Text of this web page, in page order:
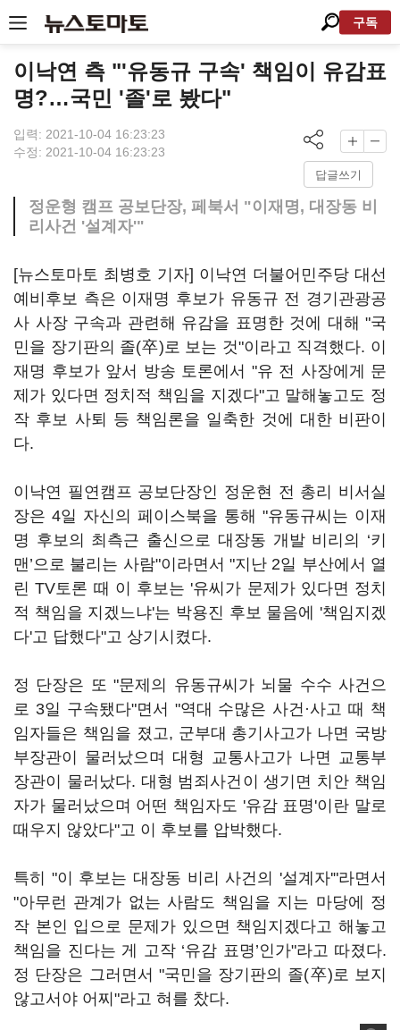
구독
이낙연 측 "'유동규 구속' 책임이 유감표
명?…국민 '졸'로 봤다"
입력: 2021-10-04 16:23:23
수정: 2021-10-04 16:23:23
답글쓰기
정운형 캠프 공보단장, 페북서 "이재명, 대장동 비
리사건 '설계자'"
[뉴스토마토 최병호 기자] 이낙연 더불어민주당 대선
예비후보 측은 이재명 후보가 유동규 전 경기관광공
사 사장 구속과 관련해 유감을 표명한 것에 대해 "국
민을 장기판의 졸(卒)로 보는 것"이라고 직격했다. 이
재명 후보가 앞서 방송 토론에서 "유 전 사장에게 문
제가 있다면 정치적 책임을 지겠다"고 말해놓고도 정
작 후보 사퇴 등 책임론을 일축한 것에 대한 비판이
다.
이낙연 필연캠프 공보단장인 정운현 전 총리 비서실
장은 4일 자신의 페이스북을 통해 "유동규씨는 이재
명 후보의 최측근 출신으로 대장동 개발 비리의 ‘키
맨’으로 불리는 사람"이라면서 "지난 2일 부산에서 열
린 TV토론 때 이 후보는 '유씨가 문제가 있다면 정치
적 책임을 지겠느냐'는 박용진 후보 물음에 '책임지겠
다'고 답했다"고 상기시켰다.
정 단장은 또 "문제의 유동규씨가 뇌물 수수 사건으
로 3일 구속됐다"면서 "역대 수많은 사건·사고 때 책
임자들은 책임을 졌고, 군부대 총기사고가 나면 국방
부장관이 물러났으며 대형 교통사고가 나면 교통부
장관이 물러났다. 대형 범죄사건이 생기면 치안 책임
자가 물러났으며 어떤 책임자도 '유감 표명'이란 말로
때우지 않았다"고 이 후보를 압박했다.
특히 "이 후보는 대장동 비리 사건의 '설계자'"라면서
"아무런 관계가 없는 사람도 책임을 지는 마당에 정
작 본인 입으로 문제가 있으면 책임지겠다고 해놓고
책임을 진다는 게 고작 ‘유감 표명’인가"라고 따졌다.
정 단장은 그러면서 "국민을 장기판의 졸(卒)로 보지
않고서야 어찌"라고 혀를 찼다.